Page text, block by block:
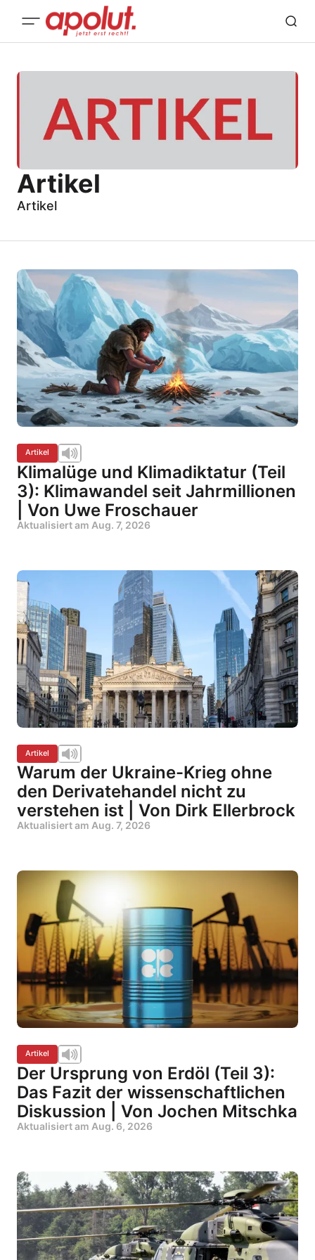
Artikel
Artikel
Artikel
Klimalüge und Klimadiktatur (Teil
3): Klimawandel seit Jahrmillionen
| Von Uwe Froschauer
Aktualisiert am Aug. 7, 2026
Artikel
Warum der Ukraine-Krieg ohne
den Derivatehandel nicht zu
verstehen ist | Von Dirk Ellerbrock
Aktualisiert am Aug. 7, 2026
Artikel
Der Ursprung von Erdöl (Teil 3):
Das Fazit der wissenschaftlichen
Diskussion | Von Jochen Mitschka
Aktualisiert am Aug. 6, 2026